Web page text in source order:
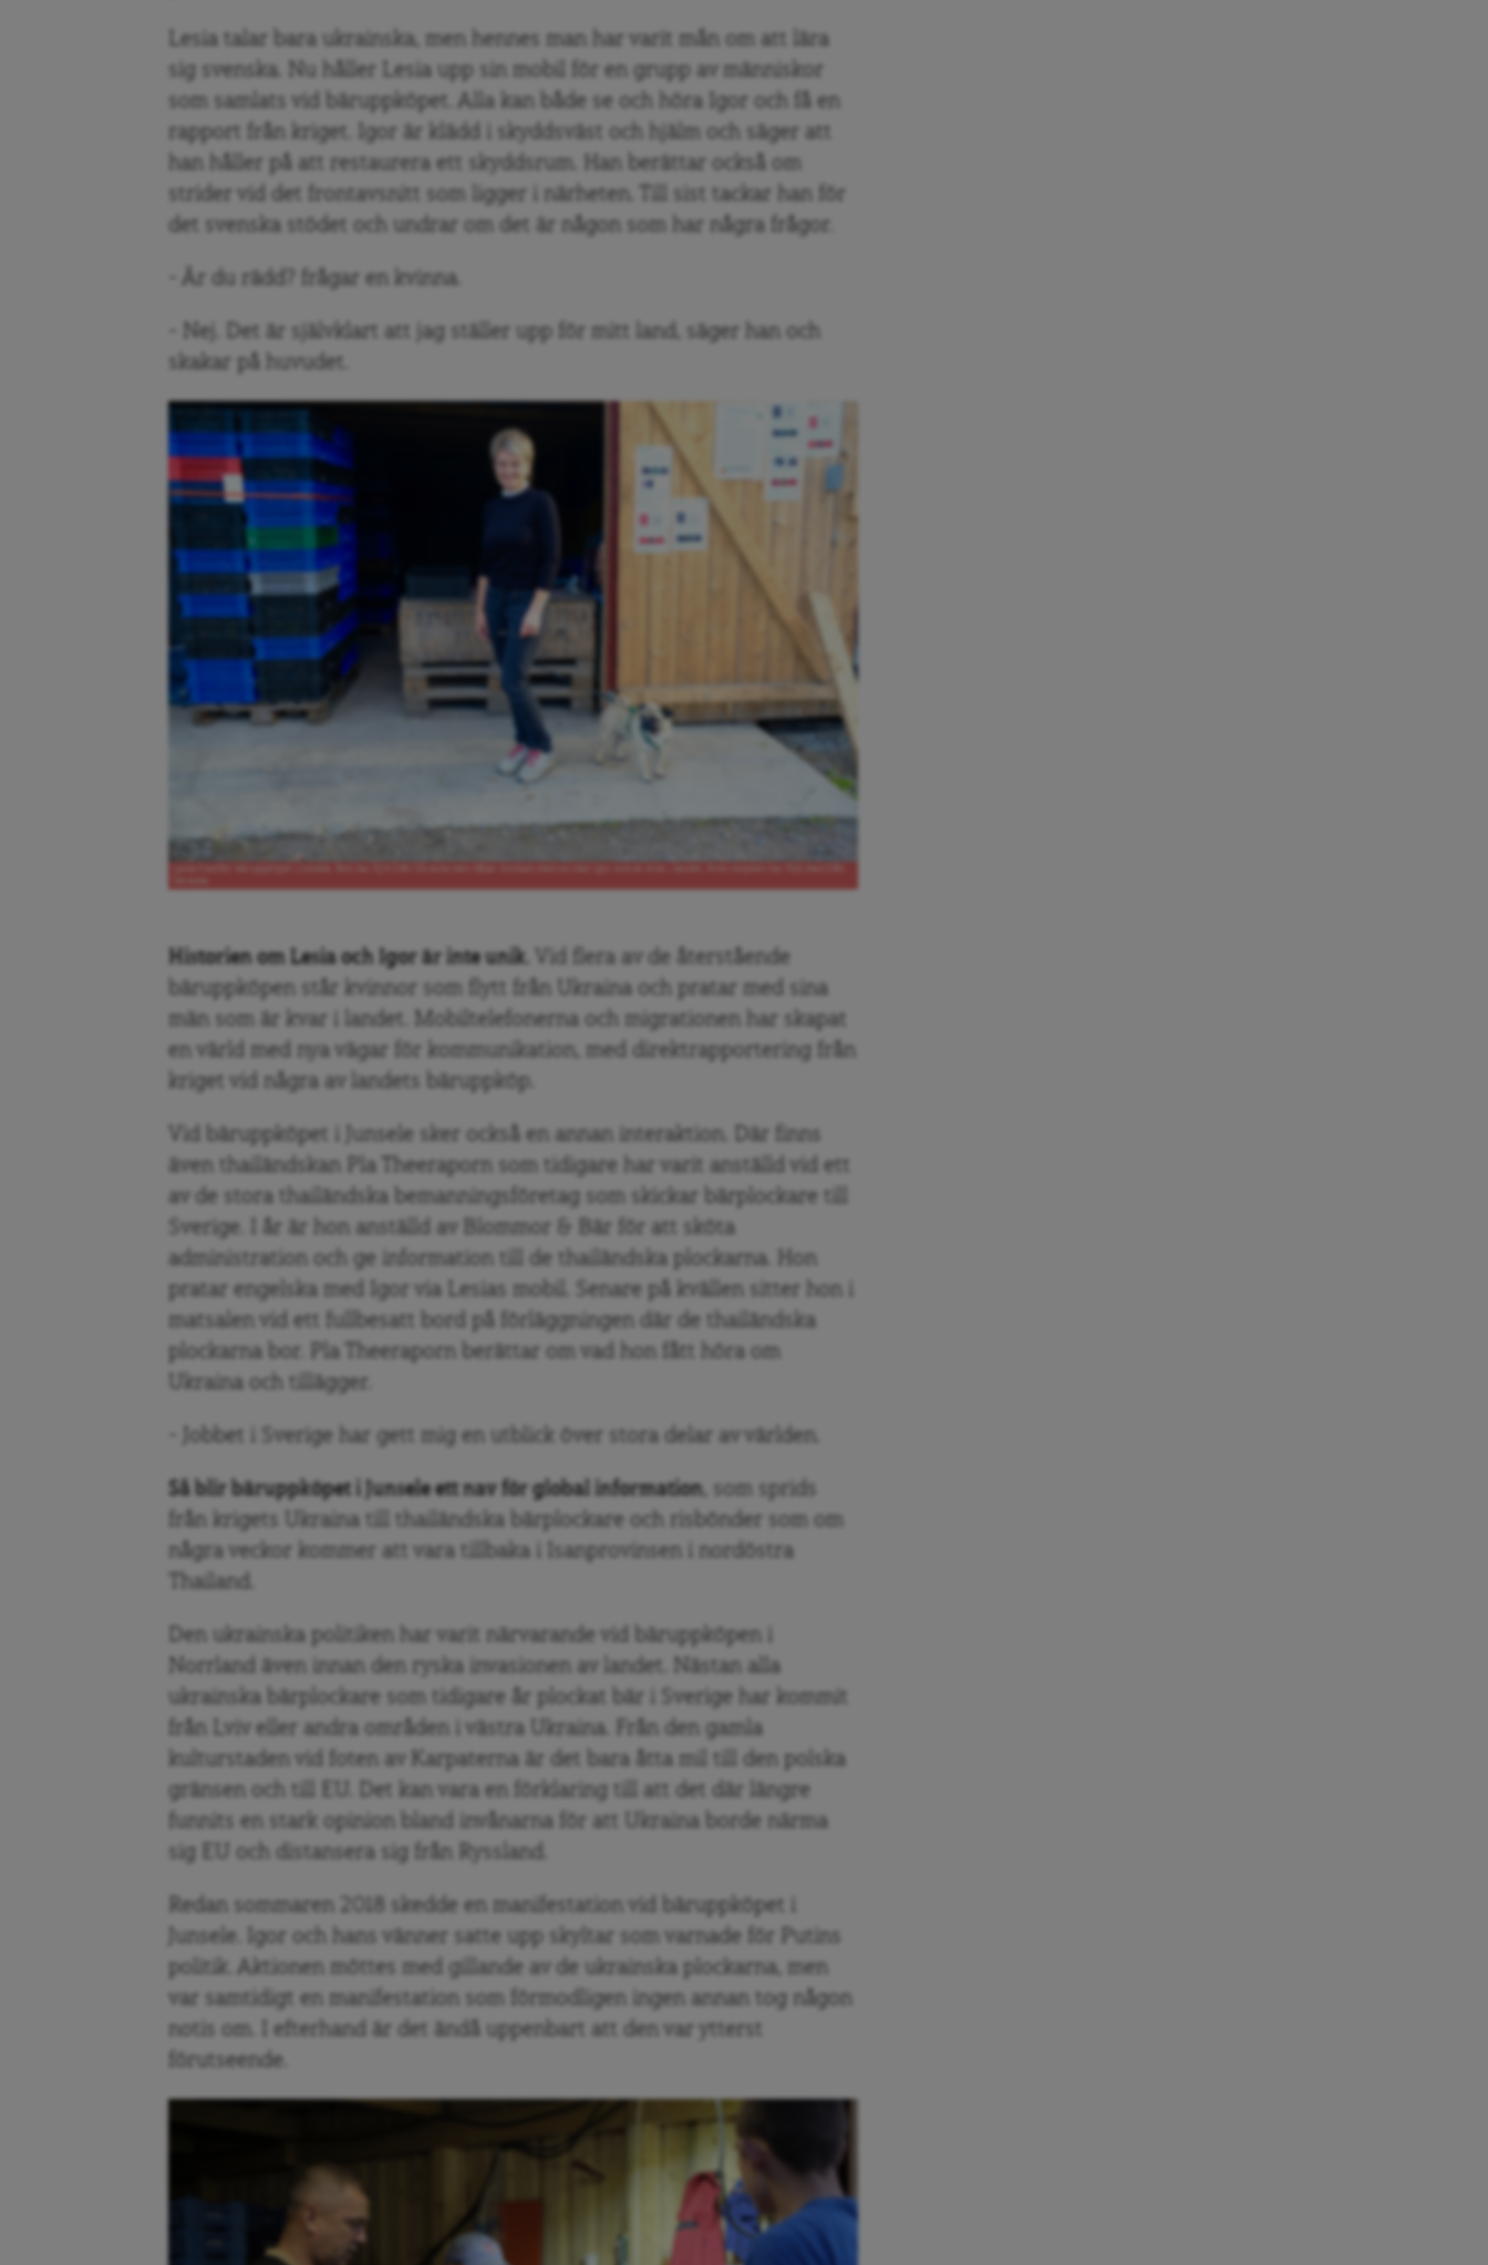
Lesia talar bara ukrainska, men hennes man har varit mån om att lära
sig svenska. Nu håller Lesia upp sin mobil för en grupp av människor
som samlats vid bäruppköpet. Alla kan både se och höra Igor och få en
rapport från kriget. Igor är klädd i skyddsväst och hjälm och säger att
han håller på att restaurera ett skyddsrum. Han berättar också om
strider vid det frontavsnitt som ligger i närheten. Till sist tackar han för
det svenska stödet och undrar om det är någon som har några frågor.
– Är du rädd? frågar en kvinna.
– Nej. Det är självklart att jag ställer upp för mitt land, säger han och
skakar på huvudet.
Historien om Lesia och Igor är inte unik.
Vid flera av de återstående
bäruppköpen står kvinnor som flytt från Ukraina och pratar med sina
män som är kvar i landet. Mobiltelefonerna och migrationen har skapat
en värld med nya vägar för kommunikation, med direktrapportering från
kriget vid några av landets bäruppköp.
Vid bäruppköpet i Junsele sker också en annan interaktion. Där finns
även thailändskan Pla Theeraporn som tidigare har varit anställd vid ett
av de stora thailändska bemanningsföretag som skickar bärplockare till
Sverige. I år är hon anställd av Blommor & Bär för att sköta
administration och ge information till de thailändska plockarna. Hon
pratar engelska med Igor via Lesias mobil. Senare på kvällen sitter hon i
matsalen vid ett fullbesatt bord på förläggningen där de thailändska
plockarna bor. Pla Theeraporn berättar om vad hon fått höra om
Ukraina och tillägger.
– Jobbet i Sverige har gett mig en utblick över stora delar av världen.
Så blir bäruppköpet i Junsele ett nav för global information, som sprids
från krigets Ukraina till thailändska bärplockare och risbönder som om
några veckor kommer att vara tillbaka i Isanprovinsen i nordöstra
Thailand.
Den ukrainska politiken har varit närvarande vid bäruppköpen i
Norrland även innan den ryska invasionen av landet. Nästan alla
ukrainska bärplockare som tidigare år plockat bär i Sverige har kommit
från Lviv eller andra områden i västra Ukraina. Från den gamla
kulturstaden vid foten av Karpaterna är det bara åtta mil till den polska
gränsen och till EU. Det kan vara en förklaring till att det där längre
funnits en stark opinion bland invånarna för att Ukraina borde närma
sig EU och distansera sig från Ryssland.
Redan sommaren 2018 skedde en manifestation vid bäruppköpet i
Junsele. Igor och hans vänner satte upp skyltar som varnade för Putins
politik. Aktionen möttes med gillande av de ukrainska plockarna, men
var samtidigt en manifestation som förmodligen ingen annan tog någon
notis om. I efterhand är det ändå uppenbart att den var ytterst
förutseende.